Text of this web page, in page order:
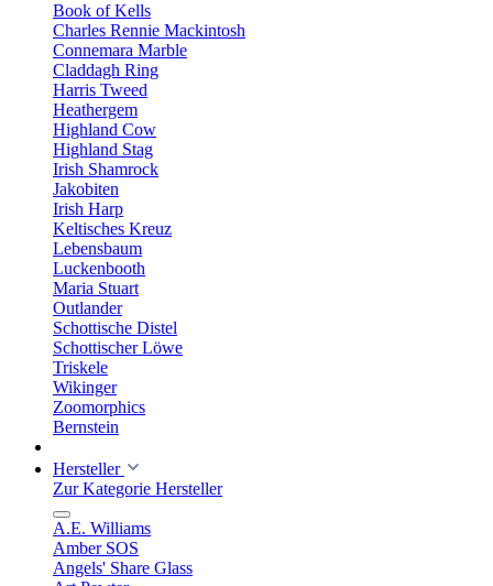
Book of Kells
Charles Rennie Mackintosh
Connemara Marble
Claddagh Ring
Harris Tweed
Heathergem
Highland Cow
Highland Stag
Irish Shamrock
Jakobiten
Irish Harp
Keltisches Kreuz
Lebensbaum
Luckenbooth
Maria Stuart
Outlander
Schottische Distel
Schottischer Löwe
Triskele
Wikinger
Zoomorphics
Bernstein
Hersteller
Zur Kategorie Hersteller
A.E. Williams
Amber SOS
Angels' Share Glass